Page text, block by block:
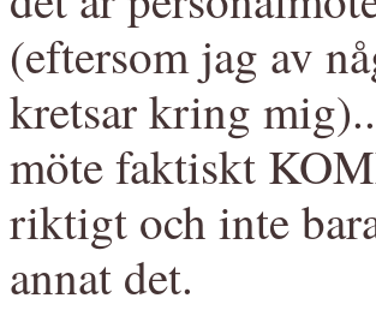
(eftersom jag av
kretsar kring
möte faktiskt
riktigt och inte
annat det.